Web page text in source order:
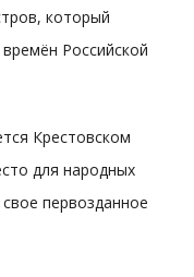
который
Российской
Крестовском
для народных
первозданное